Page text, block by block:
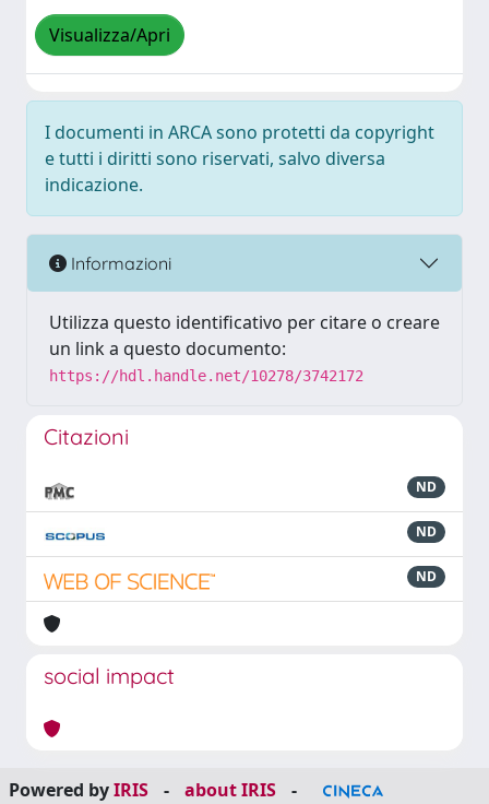
Visualizza/Apri
I documenti in ARCA sono protetti da copyright
e tutti i diritti sono riservati, salvo diversa
indicazione.
Informazioni
Utilizza questo identificativo per citare o creare
un link a questo documento:
https://hdl.handle.net/10278/3742172
Citazioni
ND
ND
ND
social impact
Powered byIRIS - about IRIS -